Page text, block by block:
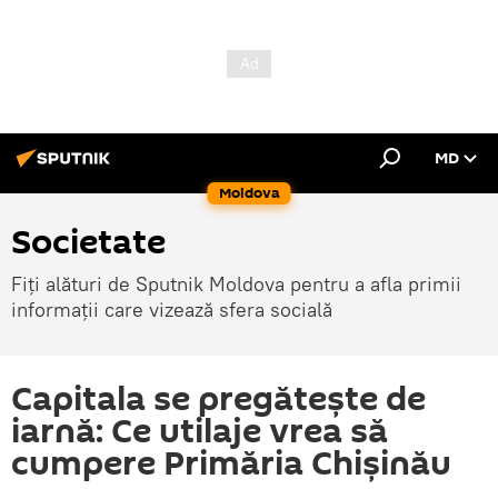
Moldova
MD
Societate
Fiți alături de Sputnik Moldova pentru a afla primii
informații care vizează sfera socială
Capitala se pregătește de
iarnă: Ce utilaje vrea să
cumpere Primăria Chișinău